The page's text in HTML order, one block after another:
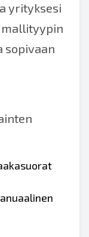
yrityksesi
sopivaan